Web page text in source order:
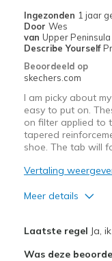
Going Out
Sizing
View On Shoes
Ingezonden 1 jaar
Door Wes
van Upper
Describe Yourself
Beoordeeld op
skechers.com
I am picky about
easy to put on.
on filter applied to
tapered
shoe. The tab will
Vertaling
Meer details
Laatste regel Ja,
Was deze